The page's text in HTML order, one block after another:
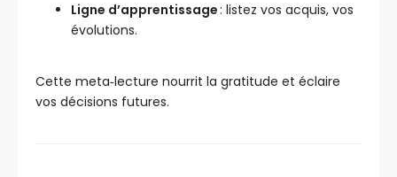
Ligne d’apprentissage: listez vos acquis, vos
évolutions.
Cette meta‑lecture nourrit la gratitude et éclaire
vos décisions futures.